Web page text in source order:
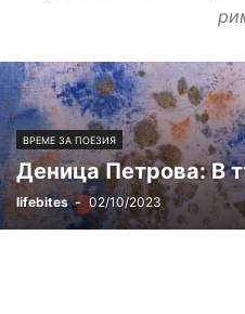
ВРЕМЕ ЗА ПОЕЗИЯ
Деница Петрова: В
lifebites - 02/10/2023